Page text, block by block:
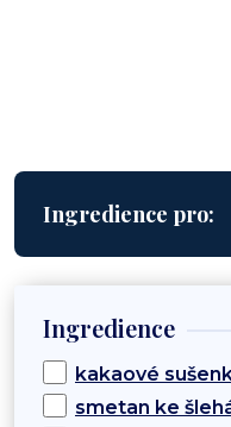
Ingredience pro:
Ingredience
kakaové
smetan ke